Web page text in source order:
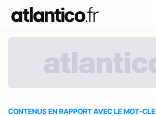
CONTENUS EN RAPPORT AVEC LE MOT-CLE